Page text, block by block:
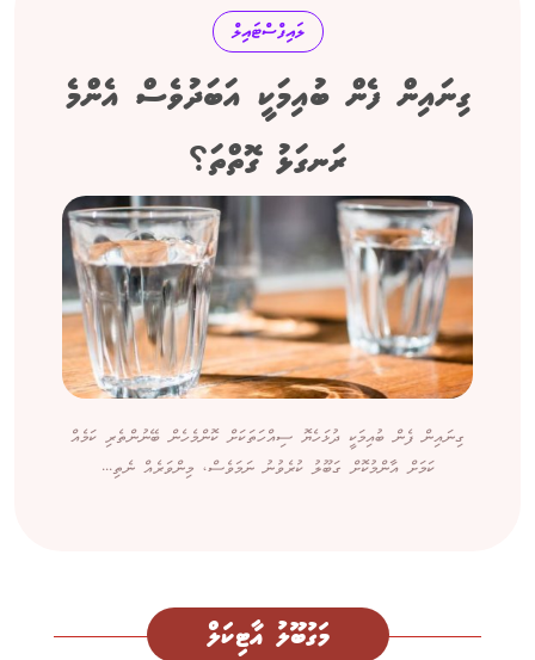
ލައިފްސްޓައިލް
ގިނައިން ފެން ބުއިމަކީ އަބަދުވެސް އެންމެ
ރަނގަޅު ގޮތްތަ؟
ގިނައިން ފެން ބުއިމަކީ ދުޅަހެޔޮ ސިއްހަތަކަށް ކޮންމެހެން ބޭނުންތެރި ކަމެއް
ކަމަށް އާންމުކޮށް ގަބޫލު ކުރެވުނު ނަމަވެސް، މިންވަރެއް ނެތި...
މަގުބޫލު އާޓިކަލް